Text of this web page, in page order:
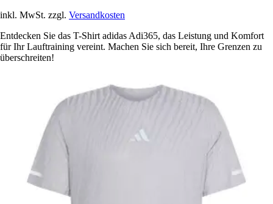
inkl. MwSt. zzgl. Versandkosten
Entdecken Sie das T-Shirt adidas Adi365, das Leistung und Komfort
für Ihr Lauftraining vereint. Machen Sie sich bereit, Ihre Grenzen zu
überschreiten!